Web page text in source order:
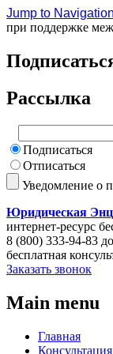
Jump to Navigation
при поддержке
Рассылка
Подписаться
Отписаться
Уведомление о
Юридическая
интернет-ресурс
8 (800) 333-94-83
бесплатная
Заказать звонок
Main menu
Главная
Консультация